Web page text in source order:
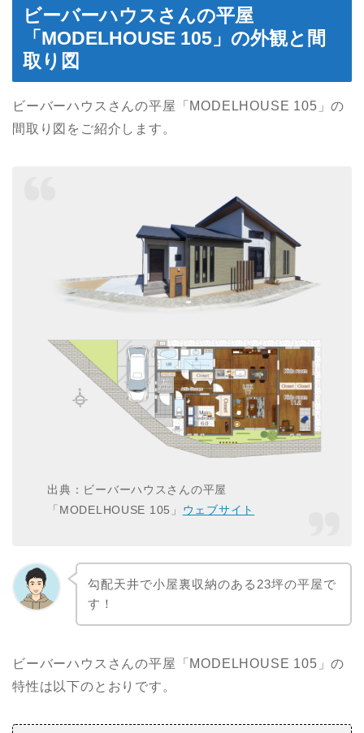
ビーバーハウスさんの平屋
「MODELHOUSE 105」の外観と間
取り図
ビーバーハウスさんの平屋「MODELHOUSE 105」の
間取り図をご紹介します。
出典：ビーバーハウスさんの平屋
「MODELHOUSE 105」 ウェブサイト
勾配天井で小屋裏収納のある23坪の平屋で
す！
ビーバーハウスさんの平屋「MODELHOUSE 105」の
特性は以下のとおりです。